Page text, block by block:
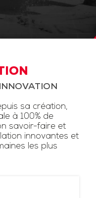
sa création,
à 100% de
savoir-faire et
innovantes et
les plus